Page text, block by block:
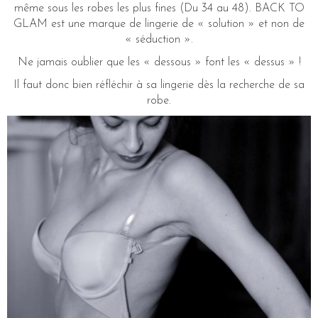
même sous les robes les plus fines (Du 34 au 48). BACK TO
GLAM est une marque de lingerie de « solution » et non de
« séduction ».
Ne jamais oublier que les « dessous » font les « dessus » !
Il faut donc bien réfléchir à sa lingerie dès la recherche de sa
robe.